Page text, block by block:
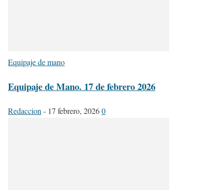
Equipaje de mano
Equipaje de Mano. 17 de febrero 2026
Redaccion - 17 febrero, 20260